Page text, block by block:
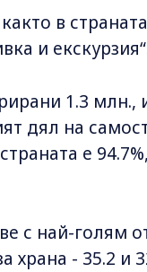
в
и
1.3 млн.,
дял на
е
с най-голям
храна - 35.2 и